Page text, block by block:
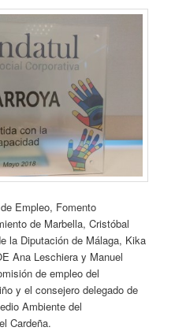
Empleo, Fomento
de Marbella, Cristóbal
la Diputación de Málaga, Kika
Ana Leschiera y Manuel
de empleo del
y el consejero delegado de
Ambiente del
Cardeña.